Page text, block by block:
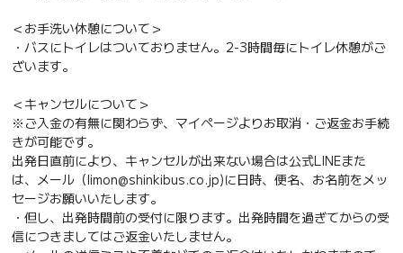
＜お手洗い休憩について＞
・バスにトイレはついておりません。2-3時間毎にトイレ休憩がご
ざいます。
＜キャンセルについて＞
※ご入金の有無に関わらず、マイページよりお取消・ご返金お手続
きが可能です。
出発日直前により、キャンセルが出来ない場合は公式LINEまた
は、メール（limon@shinkibus.co.jp)に日時、便名、お名前をメッ
セージお願いいたします。
・但し、出発時間前の受付に限ります。出発時間を過ぎてからの受
信につきましてはご返金いたしません。